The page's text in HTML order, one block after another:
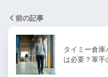
前の記事
タイミー倉
は必要？軍手